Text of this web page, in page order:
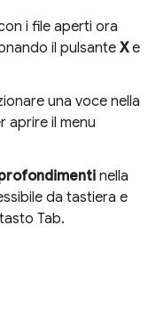
i file aperti ora
il pulsante Xe
una voce nella
aprire il menu
nella
da tastiera e
Tab.